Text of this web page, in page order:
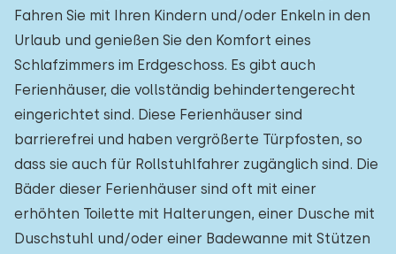
Fahren Sie mit Ihren Kindern und/oder Enkeln in den
Urlaub und genießen Sie den Komfort eines
Schlafzimmers im Erdgeschoss. Es gibt auch
Ferienhäuser, die vollständig behindertengerecht
eingerichtet sind. Diese Ferienhäuser sind
barrierefrei und haben vergrößerte Türpfosten, so
dass sie auch für Rollstuhlfahrer zugänglich sind. Die
Bäder dieser Ferienhäuser sind oft mit einer
erhöhten Toilette mit Halterungen, einer Dusche mit
Duschstuhl und/oder einer Badewanne mit Stützen